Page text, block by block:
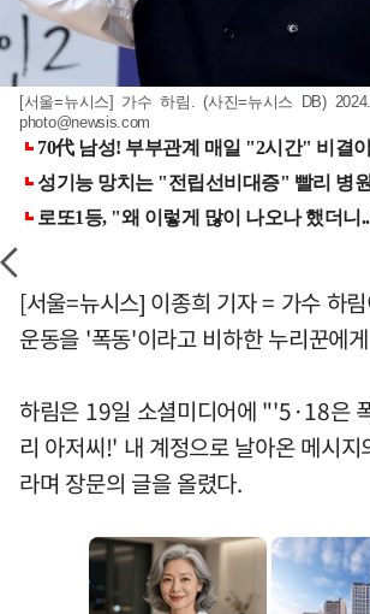
[서울=뉴시스] 가수 하림. (사진=뉴시스 DB)
photo@newsis.com
[서울=뉴시스] 이종희 기자 = 가수 하
운동을 '폭동'이라고 비하한 누리꾼에
하림은 19일 소셜미디어에 "'5·18은
리 아저씨!' 내 계정으로 날아온 메시
라며 장문의 글을 올렸다.